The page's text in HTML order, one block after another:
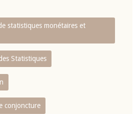
statistiques monétaires et
Statistiques
conjoncture